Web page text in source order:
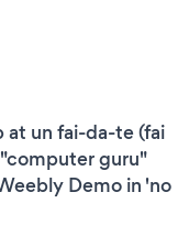
at un fai-da-te (fai
guru"
Demo in 'no